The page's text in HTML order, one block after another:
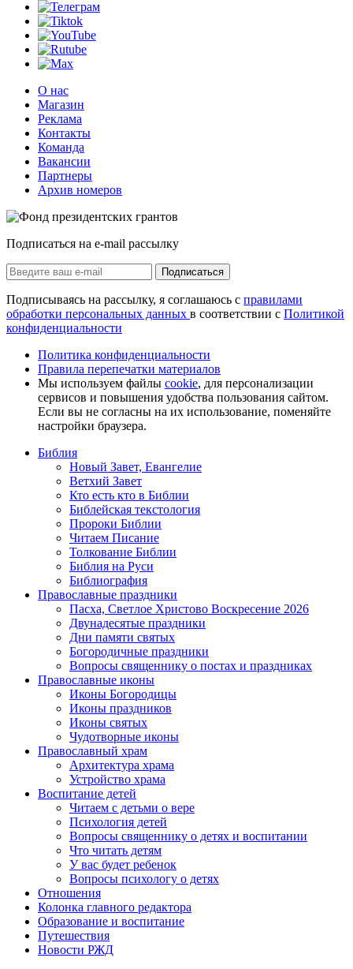
О нас
Магазин
Реклама
Контакты
Команда
Вакансии
Партнеры
Архив номеров
Подписаться на e-mail рассылку
Подписаться
Подписываясь на рассылку, я соглашаюсь с правилами
обработки персональных данных в соответствии с Политикой
конфиденциальности
Политика конфиденциальности
Правила перепечатки материалов
Мы используем файлы cookie, для персонализации
сервисов и повышения удобства пользования сайтом.
Если вы не согласны на их использование, поменяйте
настройки браузера.
Библия
Новый Завет, Евангелие
Ветхий Завет
Кто есть кто в Библии
Библейская текстология
Пророки Библии
Читаем Писание
Толкование Библии
Библия на Руси
Библиография
Православные праздники
Пасха, Светлое Христово Воскресение 2026
Двунадесятые праздники
Дни памяти святых
Богородичные праздники
Вопросы священнику о постах и праздниках
Православные иконы
Иконы Богородицы
Иконы праздников
Иконы святых
Чудотворные иконы
Православный храм
Архитектура храма
Устройство храма
Воспитание детей
Читаем с детьми о вере
Психология детей
Вопросы священнику о детях и воспитании
Что читать детям
У вас будет ребенок
Вопросы психологу о детях
Отношения
Колонка главного редактора
Образование и воспитание
Путешествия
Новости РЖД